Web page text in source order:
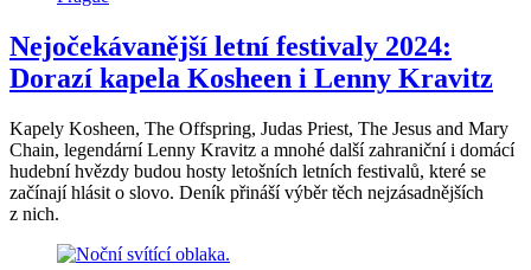
Nejočekávanější letní festivaly 2024:
Dorazí kapela Kosheen i Lenny Kravitz
Kapely Kosheen, The Offspring, Judas Priest, The Jesus and Mary
Chain, legendární Lenny Kravitz a mnohé další zahraniční i domácí
hudební hvězdy budou hosty letošních letních festivalů, které se
začínají hlásit o slovo. Deník přináší výběr těch nejzásadnějších
z nich.